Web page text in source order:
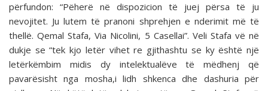
përfundon: “Pëherë në dispozicion të juej përsa të ju
nevojitet. Ju lutem të pranoni shprehjen e nderimit më të
thellë. Qemal Stafa, Via Nicolini, 5 Casellai”. Veli Stafa vë në
dukje se “tek kjo letër vihet re gjithashtu se ky është një
letërkëmbim midis dy intelektualëve të mëdhenj që
pavarësisht nga mosha,i lidh shkenca dhe dashuria për